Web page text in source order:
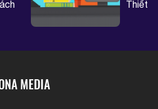
Thiết
MEDIA